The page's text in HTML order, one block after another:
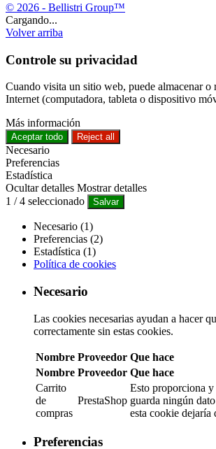
© 2026 - Bellistri Group™
Cargando...
Volver arriba
Controle su privacidad
Cuando visita un sitio web, puede almacenar
Internet (computadora, tableta o dispositivo
Más información
Aceptar todo Reject all
Necesario
Preferencias
Estadística
Ocultar detalles Mostrar detalles
1 /4 seleccionado Salvar
Necesario (1)
Preferencias (2)
Estadística (1)
Política de cookies
Necesario
Las cookies necesarias ayudan a hacer
correctamente sin estas cookies.
Nombre Proveedor Que hace
Nombre Proveedor Que hace
Carrito
de
compras
PrestaShop
Esto proporciona y
guarda ningún
esta cookie dejaría
Preferencias